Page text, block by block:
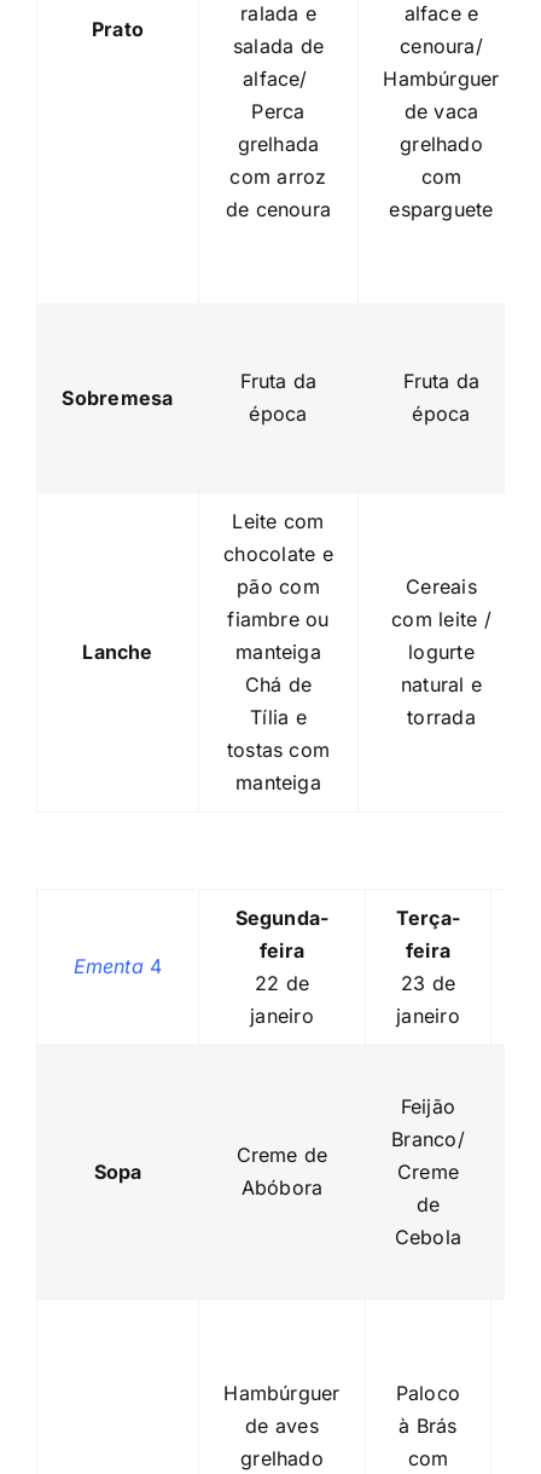
Prato
ralada e
salada de
alface/
Perca
grelhada
com arroz
de cenoura
alface e
cenoura/
Hambúrguer
de vaca
grelhado
com
esparguete
Sobremesa
Fruta da
época
Fruta da
época
Lanche
Leite com
chocolate e
pão com
fiambre ou
manteiga
Chá de
Tília e
tostas com
manteiga
Cereais
com leite /
logurte
natural e
torrada
Ementa 4
Segunda-
feira
22 de
janeiro
Terça-
feira
23 de
janeiro
Sopa
Creme de
Abóbora
Feijão
Branco/
Creme
de
Cebola
Hambúrguer
de aves
grelhado
Paloco
à Brás
com